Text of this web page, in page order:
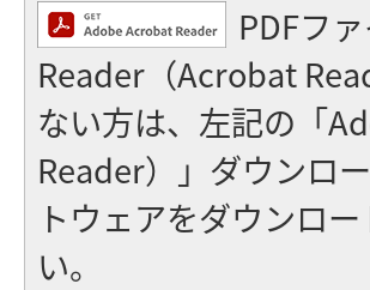
PDFフ
Reader（Acrobat
ない方は、左記の「
Reader）」ダウンロ
トウェアをダウンロ
い。